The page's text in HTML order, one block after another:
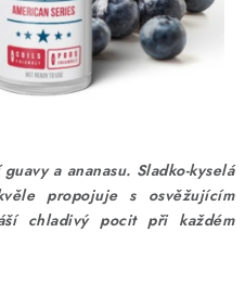
CIGARETY
a ananasu. Sladko-kyselá
propojuje s osvěžujícím
chladivý pocit při každém